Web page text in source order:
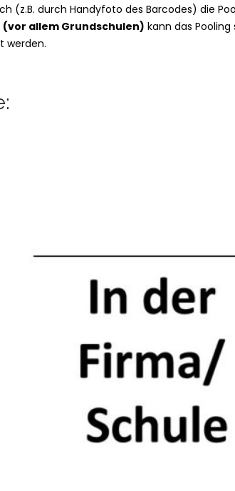
(z.B. durch Handyfoto des Barcodes) die
(vor allem Grundschulen) kann das
werden.